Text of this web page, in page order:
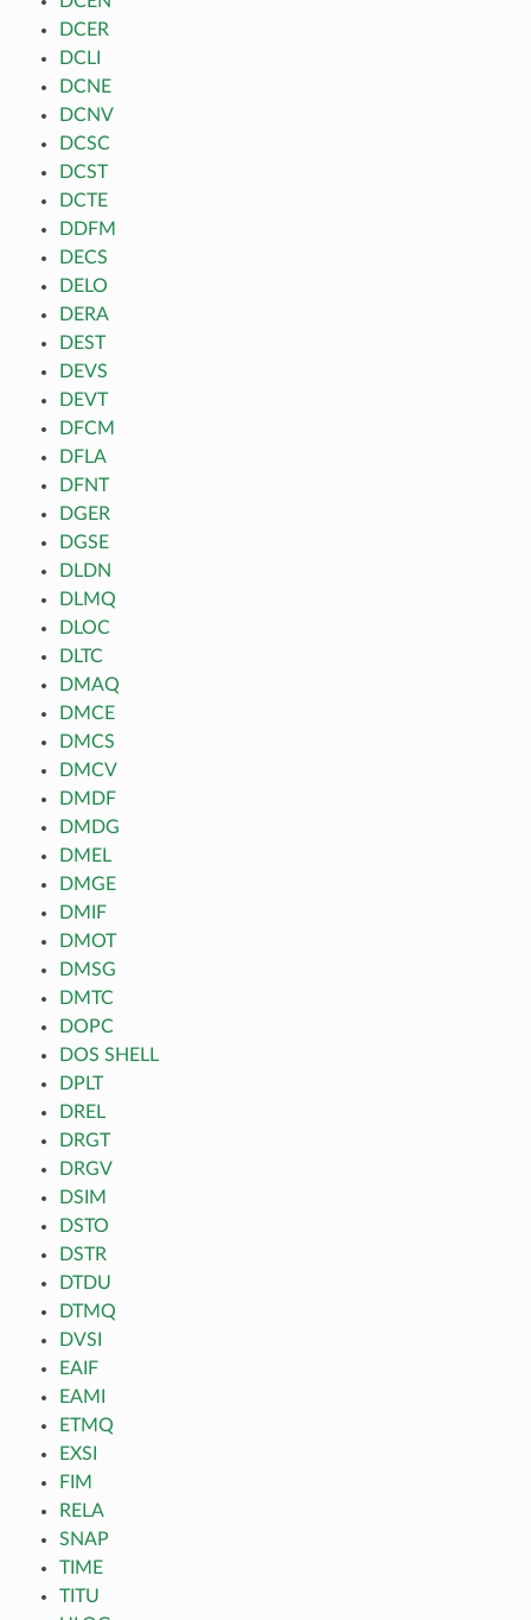
DCER
DCLI
DCNE
DCNV
DCSC
DCST
DCTE
DDFM
DECS
DELO
DERA
DEST
DEVS
DEVT
DFCM
DFLA
DFNT
DGER
DGSE
DLDN
DLMQ
DLOC
DLTC
DMAQ
DMCE
DMCS
DMCV
DMDF
DMDG
DMEL
DMGE
DMIF
DMOT
DMSG
DMTC
DOPC
DOS SHELL
DPLT
DREL
DRGT
DRGV
DSIM
DSTO
DSTR
DTDU
DTMQ
DVSI
EAIF
EAMI
ETMQ
EXSI
FIM
RELA
SNAP
TIME
TITU